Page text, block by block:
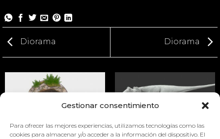
Gestionar consentimiento
Para ofrecer las mejores experiencias, utilizamos tecnologías como las
cookies para almacenar y/o acceder a la información del dispositivo. El
Diorama Diorama